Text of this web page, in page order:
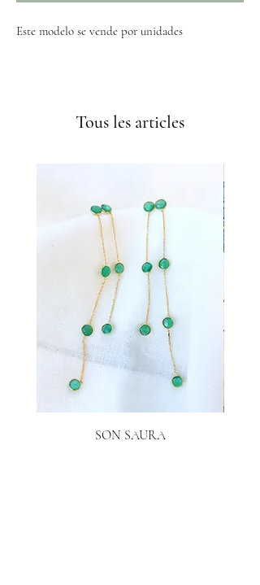
Este modelo se vende por unidades
Tous les articles
SON SAURA